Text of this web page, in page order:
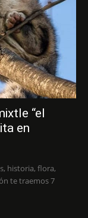
“el
en
historia, flora,
te traemos 7